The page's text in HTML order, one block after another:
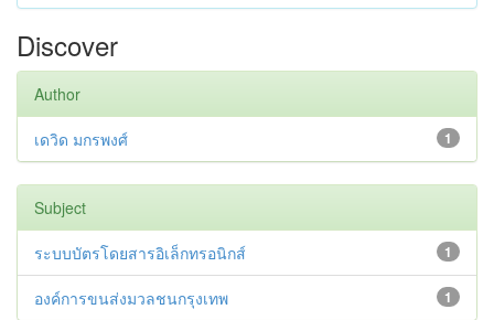
Discover
Author
1
เดวิด มกรพงศ์
Subject
1
ระบบบัตรโดยสารอิเล็กทรอนิกส์
1
องค์การขนส่งมวลชนกรุงเทพ